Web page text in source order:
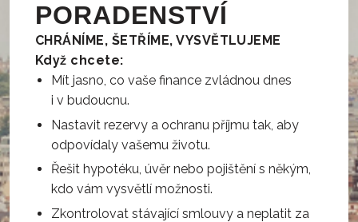
PORADENSTVÍ
CHRÁNÍME, ŠETŘÍME, VYSVĚTLUJEME
Když chcete:
Mít jasno, co vaše finance zvládnou dnes
i v budoucnu.
Nastavit rezervy a ochranu příjmu tak, aby
odpovídaly vašemu životu.
Řešit hypotéku, úvěr nebo pojištění s někým,
kdo vám vysvětlí možnosti.
Zkontrolovat stávající smlouvy a neplatit za